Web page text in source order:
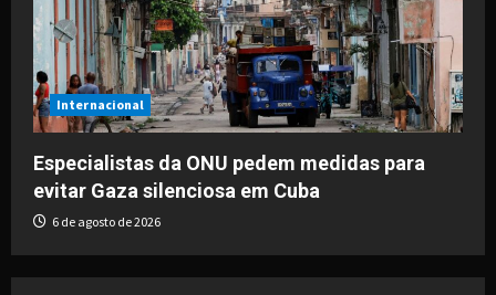
Internacional
Especialistas da ONU pedem medidas para
evitar Gaza silenciosa em Cuba
6 de agosto de 2026